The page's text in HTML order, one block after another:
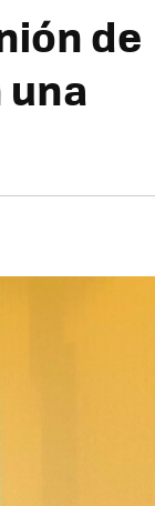
de
una